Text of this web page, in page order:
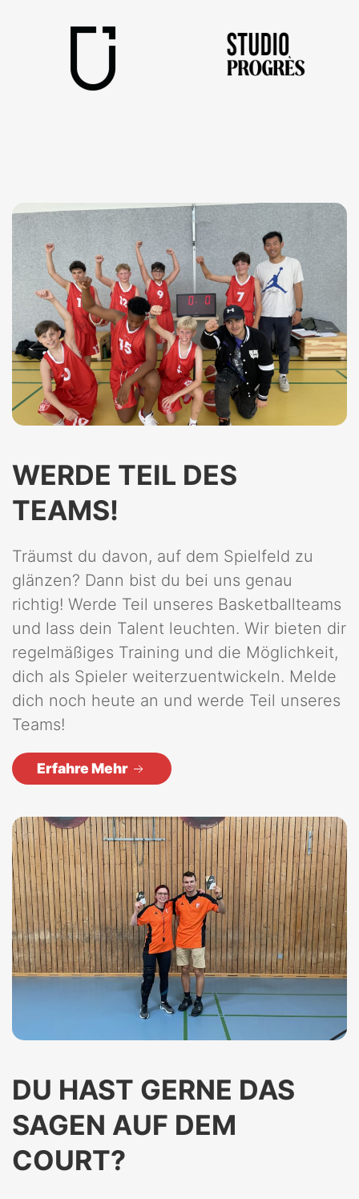
WERDE TEIL DES
TEAMS!
Träumst du davon, auf dem Spielfeld zu
glänzen? Dann bist du bei uns genau
richtig! Werde Teil unseres Basketballteams
und lass dein Talent leuchten. Wir bieten dir
regelmäßiges Training und die Möglichkeit,
dich als Spieler weiterzuentwickeln. Melde
dich noch heute an und werde Teil unseres
Teams!
Erfahre Mehr
DU HAST GERNE DAS
SAGEN AUF DEM
COURT?